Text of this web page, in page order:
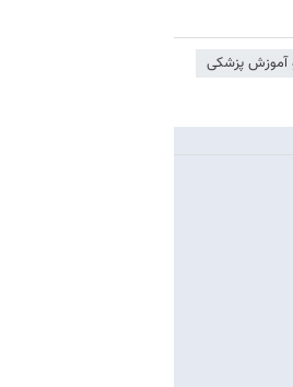
آموزش پزشکی